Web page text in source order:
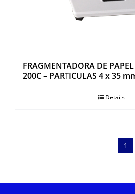
FRAGMENTADORA DE PAPEL
200C – PARTICULAS 4 x 35
Details
1